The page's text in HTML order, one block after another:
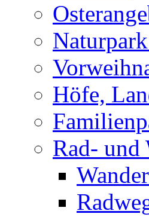
Höfe,
Rad- und